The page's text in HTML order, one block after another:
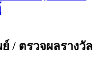
/ ตรวจผลรางวัล